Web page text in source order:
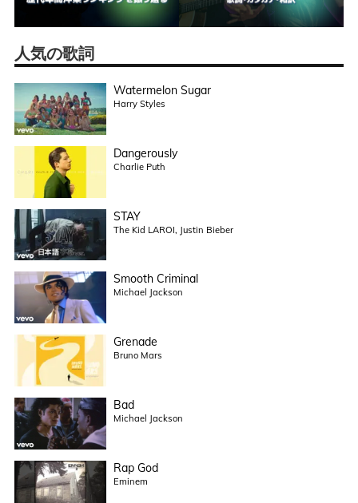
人気の歌詞
Watermelon Sugar
Harry Styles
Dangerously
Charlie Puth
STAY
The Kid LAROI, Justin Bieber
Smooth Criminal
Michael Jackson
Grenade
Bruno Mars
Bad
Michael Jackson
Rap God
Eminem